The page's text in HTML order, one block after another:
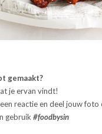
gemaakt?
je ervan vindt!
reactie en deel jouw foto
gebruik #foodbysin